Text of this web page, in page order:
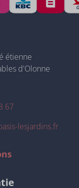
étienne
d'Olonne
67
lesjardins.fr